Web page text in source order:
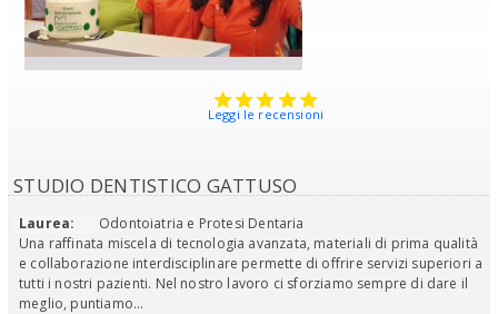
Leggi le recensioni
STUDIO DENTISTICO GATTUSO
Laurea:
Odontoiatria e Protesi Dentaria
Una raffinata miscela di tecnologia avanzata, materiali di prima qualità
e collaborazione interdisciplinare permette di offrire servizi superiori a
tutti i nostri pazienti. Nel nostro lavoro ci sforziamo sempre di dare il
meglio, puntiamo...